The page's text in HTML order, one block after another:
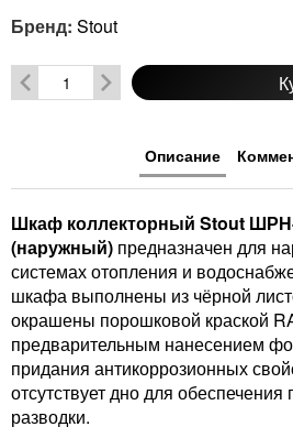
Бренд: Stout
Описание
Шкаф коллекторный Stout
(наружный) предназначен для
системах отопления и
шкафа выполнены из чёрной
окрашены порошковой краской
предварительным нанесением
придания антикоррозионных
отсутствует дно для
разводки.